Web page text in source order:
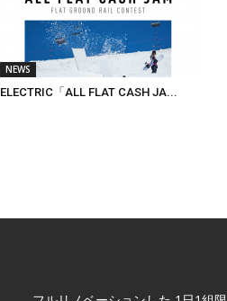
NEWS
ELECTRIC「ALL FLAT CASH JA...